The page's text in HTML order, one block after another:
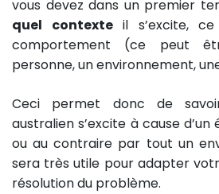
vous devez dans un premier
quel contexteil s’excite,
comportement (ce peut
personne, un environnement,
Ceci permet donc de
australien s’excite à cause
ou au contraire par tout un
sera très utile pour adapter
résolution du problème.